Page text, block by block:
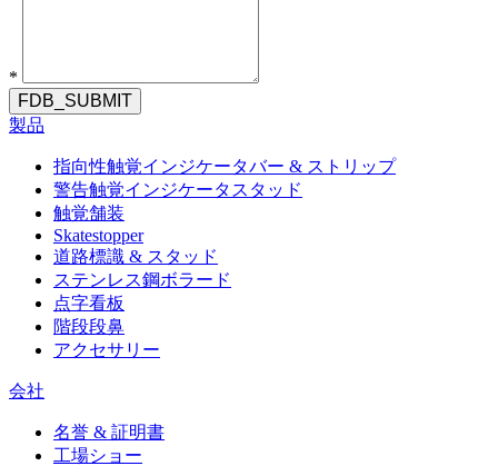
*
FDB_SUBMIT
製品
指向性触覚インジケータバー & ストリップ
警告触覚インジケータスタッド
触覚舗装
Skatestopper
道路標識 & スタッド
ステンレス鋼ボラード
点字看板
階段段鼻
アクセサリー
会社
名誉 & 証明書
工場ショー